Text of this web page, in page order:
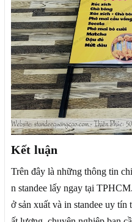
Kết luận
Trên đây là những thông tin
n standee lấy ngay tại
ở sản xuất và in standee uy